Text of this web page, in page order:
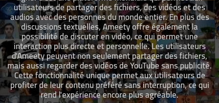
utilisateurs de partager des fichiers, des vidéos et des
audios avec des personnes du monde entier. En plus des
discussions textuelles, Ameety offre également la
possibilité de discuter en vidéo, ce qui permet une
interaction plus directe et personnelle. Les utilisateurs
d'Ameety peuvent non seulement partager des fichiers,
mais aussi regarder des vidéos de YouTube sans publicité.
Cette fonctionnalité unique permet aux utilisateurs de
profiter de leur contenu préféré sans interruption, ce qui
rend l'expérience encore plus agréable.